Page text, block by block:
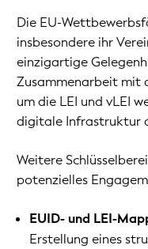
Die EU-
insbesondere ihr
einzigartige
Zusammenarbeit mit
um die LEI und vLEI
digitale Infrastruktur
Weitere
potenzielles
EUID- und LEI-
Erstellung eines